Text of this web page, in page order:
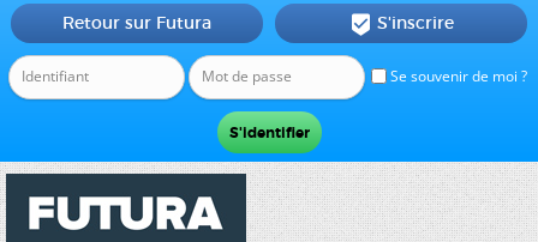
Se souvenir de moi ?
Retour sur Futura  S'inscrire